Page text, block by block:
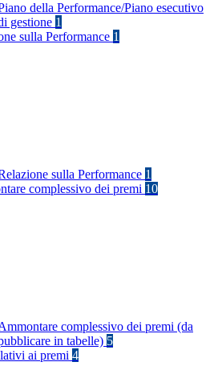
della Performance/Piano esecutivo
gestione 1
sulla Performance 1
sulla Performance 1
complessivo dei premi 10
complessivo dei premi (da
in tabelle) 5
ai premi 4